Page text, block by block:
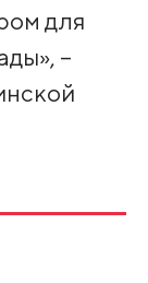
для
–